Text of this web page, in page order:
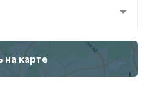
на карте